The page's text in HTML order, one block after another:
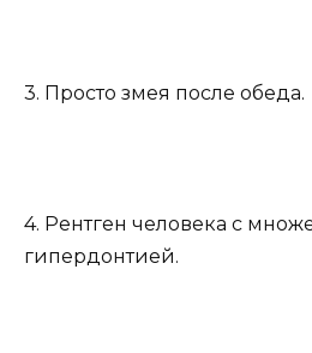
3. Просто змея после обеда.
4. Рентген человека с
гипердонтией.